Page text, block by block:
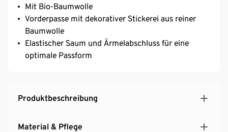
Mit Bio-Baumwolle
Vorderpasse mit dekorativer Stickerei aus reiner
Baumwolle
Elastischer Saum und Ärmelabschluss für eine
optimale Passform
Produktbeschreibung
Material & Pflege